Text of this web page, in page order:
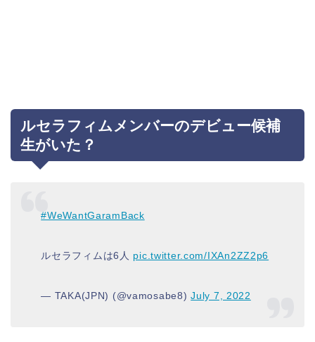
ルセラフィムメンバーのデビュー候補
生がいた？
#WeWantGaramBack
ルセラフィムは6人 pic.twitter.com/IXAn2ZZ2p6
— TAKA(JPN) (@vamosabe8)July 7, 2022